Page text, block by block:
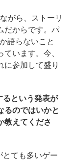
がら、ストーリ
だからです。パ
語らないこと
います。今、
に参加して盛り
という発表が
るのではいかと
教えてくださ
とても多いゲー